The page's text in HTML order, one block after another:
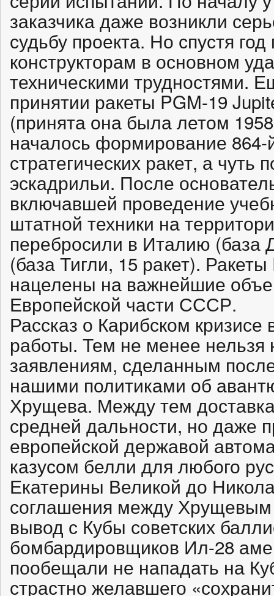
заказчика даже возникли
судьбу проекта. Но спустя
конструкторам в основном
техническими трудностями.
принятии ракеты PGM-19
(принята она была летом
началось формирование 864-
стратегических ракет, а
эскадрильи. После
включавшей проведение
штатной техники на
перебросили в Италию (база
(база Тигли, 15 ракет).
нацелены на важнейшие
Европейской части СССР.
Рассказ о Карибском
работы. Тем не менее нельзя
заявлениям, сделанным
нашими политиками об
Хрущева. Между тем
средней дальности, но даже
европейской державой
казусом белли для любого
Екатерины Великой до
соглашения между
вывод с Кубы советских
бомбардировщиков Ил-28
пообещали не нападать на
страстно желавшего